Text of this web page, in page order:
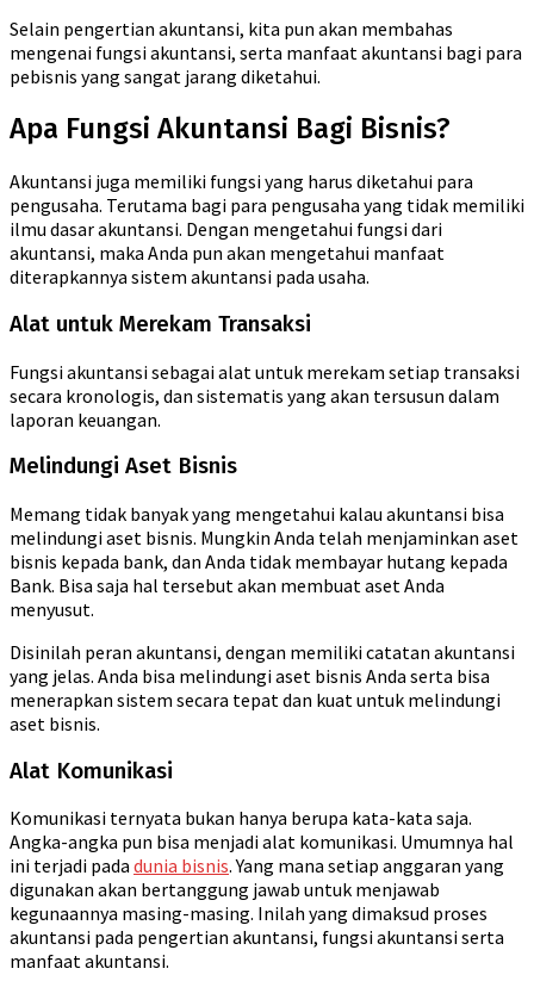
Selain pengertian akuntansi, kita pun akan membahas
mengenai fungsi akuntansi, serta manfaat akuntansi bagi para
pebisnis yang sangat jarang diketahui.
Apa Fungsi Akuntansi Bagi Bisnis?
Akuntansi juga memiliki fungsi yang harus diketahui para
pengusaha. Terutama bagi para pengusaha yang tidak memiliki
ilmu dasar akuntansi. Dengan mengetahui fungsi dari
akuntansi, maka Anda pun akan mengetahui manfaat
diterapkannya sistem akuntansi pada usaha.
Alat untuk Merekam Transaksi
Fungsi akuntansi sebagai alat untuk merekam setiap transaksi
secara kronologis, dan sistematis yang akan tersusun dalam
laporan keuangan.
Melindungi Aset Bisnis
Memang tidak banyak yang mengetahui kalau akuntansi bisa
melindungi aset bisnis. Mungkin Anda telah menjaminkan aset
bisnis kepada bank, dan Anda tidak membayar hutang kepada
Bank. Bisa saja hal tersebut akan membuat aset Anda
menyusut.
Disinilah peran akuntansi, dengan memiliki catatan akuntansi
yang jelas. Anda bisa melindungi aset bisnis Anda serta bisa
menerapkan sistem secara tepat dan kuat untuk melindungi
aset bisnis.
Alat Komunikasi
Komunikasi ternyata bukan hanya berupa kata-kata saja.
Angka-angka pun bisa menjadi alat komunikasi. Umumnya hal
ini terjadi pada dunia bisnis. Yang mana setiap anggaran yang
digunakan akan bertanggung jawab untuk menjawab
kegunaannya masing-masing. Inilah yang dimaksud proses
akuntansi pada pengertian akuntansi, fungsi akuntansi serta
manfaat akuntansi.